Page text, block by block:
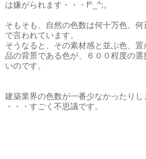
は嫌がられます・・・f^_^;。
そもそも、自然の色数は何十万色、何
で言われています。
そうなると、その素材感と並ぶ色、
品の背景である色が、６００程度の
いのです。
建築業界の色数が一番少なかったりし
・・・すごく不思議です。